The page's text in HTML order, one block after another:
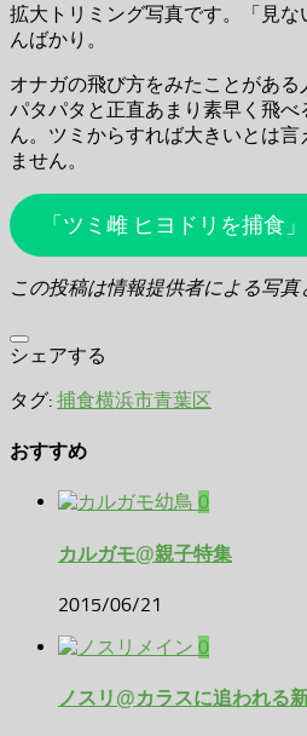
拡大トリミング写真です。「見
んばかり。
オナガの飛び方をみたことがある
パタパタと正直あまり素早く飛
ん。ツミからすれば大きいとは
ません。
「ツミ雌 ヒヨドリを捕食
この投稿は情報提供者による写真
シェアする
タグ: 捕食横浜市青葉区
おすすめ
0
カルガモ@親子特集
2015/06/21
0
ノスリ@カラスに追われる